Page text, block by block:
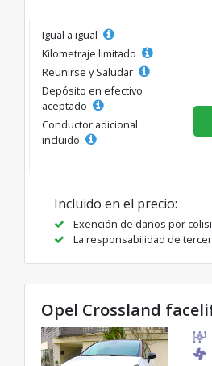
Igual a igual
Kilometraje limitado
Reunirse y Saludar
Depósito en efectivo
aceptado
Conductor adicional
incluido
Incluido en el precio:
Exención de daños por
La responsabilidad de
Opel Crossland